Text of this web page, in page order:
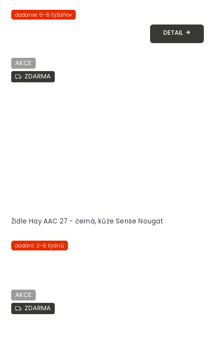
dodanie: 5-6 týždňov
DETAIL
AKCE
ZDARMA
Židle Hay AAC 27 - černá, kůže Sense Nougat
dodání: 2-6 týdnů
AKCE
ZDARMA